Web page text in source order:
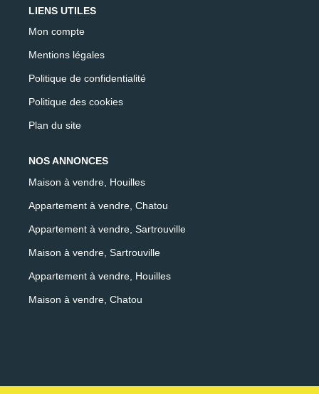
LIENS UTILES
Mon compte
Mentions légales
Politique de confidentialité
Politique des cookies
Plan du site
NOS ANNONCES
Maison à vendre, Houilles
Appartement à vendre, Chatou
Appartement à vendre, Sartrouville
Maison à vendre, Sartrouville
Appartement à vendre, Houilles
Maison à vendre, Chatou